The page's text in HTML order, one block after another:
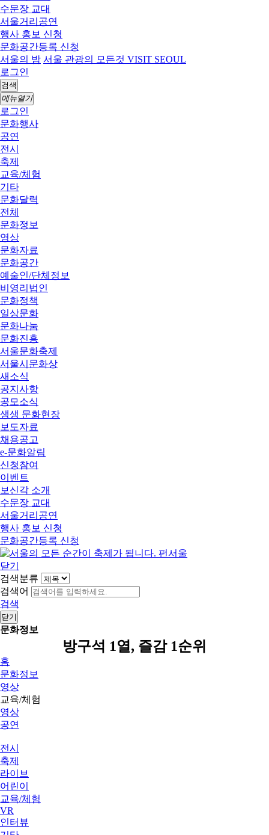
수문장 교대
서울거리공연
행사 홍보 신청
문화공간등록 신청
서울의 밤 서울 관광의 모든것 VISIT SEOUL
로그인
검색
메뉴열기
로그인
문화행사
공연
전시
축제
교육/체험
기타
문화달력
전체
문화정보
영상
문화자료
문화공간
예술인/단체정보
비영리법인
문화정책
일상문화
문화나눔
문화진흥
서울문화축제
서울시문화상
새소식
공지사항
공모소식
생생 문화현장
보도자료
채용공고
e-문화알림
신청참여
이벤트
보신각 소개
수문장 교대
서울거리공연
행사 홍보 신청
문화공간등록 신청
닫기
검색분류
검색어
검색
닫기
문화정보
방구석 1열, 즐감 1순위
홈
문화정보
영상
교육/체험
영상
공연
전시
축제
라이브
어린이
교육/체험
VR
인터뷰